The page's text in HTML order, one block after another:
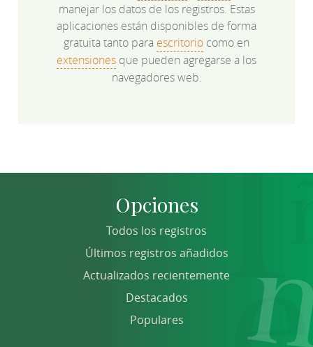
manejar los datos de los registros. Estas
aplicaciones están disponibles de forma
gratuita tanto para escritorio como en
extensiones que pueden agregarse a los
navegadores web.
Opciones
Todos los registros
Últimos registros añadidos
Actualizados recientemente
Destacados
Populares